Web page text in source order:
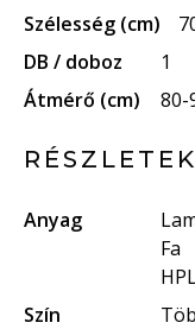
Szélesség (cm)
DB / doboz
1
Átmérő (cm)
80-
RÉSZLETEK
Anyag
Fa
Szín